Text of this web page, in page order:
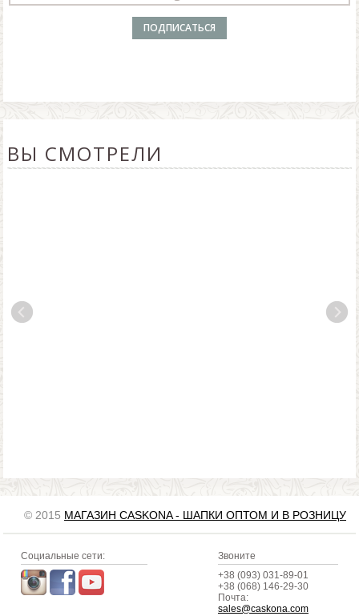
ВЫ СМОТРЕЛИ
© 2015 МАГАЗИН CASKONA - ШАПКИ ОПТОМ И В РОЗНИЦУ
Социальные сети:
Звоните
+38 (093) 031-89-01
+38 (068) 146-29-30
Почта:
sales@caskona.com